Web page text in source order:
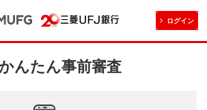
ログイン
んたん事前審査